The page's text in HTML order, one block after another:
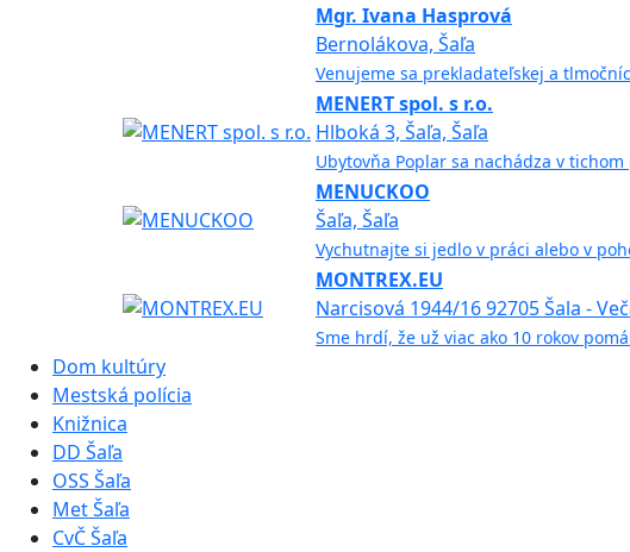
Mgr. Ivana Hasprová
Bernolákova, Šaľa
Venujeme sa prekladateľskej a
MENERT spol. s r.o.
Hlboká 3, Šaľa, Šaľa
Ubytovňa Poplar sa nachádza v
MENUCKOO
Šaľa, Šaľa
Vychutnajte si jedlo v práci alebo v
MONTREX.EU
Narcisová 1944/16 92705 Šala -
Sme hrdí, že už viac ako 10 rokov
Dom kultúry
Mestská polícia
Knižnica
DD Šaľa
OSS Šaľa
Met Šaľa
CvČ Šaľa